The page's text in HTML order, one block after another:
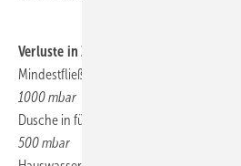
Verluste in Zahlen
Mindestfließdruck einer Dusche:
1000 mbar
Dusche in fünf Metern über Hausanschluss:
500 mbar